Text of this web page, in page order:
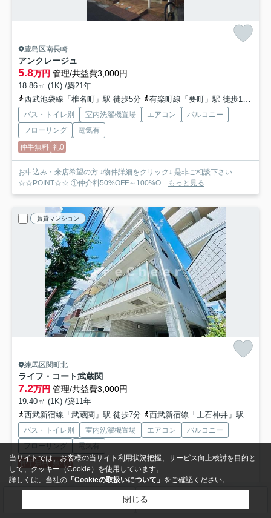
豊島区南長崎
アンクレージュ
5.8万円 管理/共益費3,000円
18.86㎡ (1K) /築21年
西武池袋線「椎名町」駅 徒歩5分
有楽町線「要町」駅 徒歩17分
バス・トイレ別 室内洗濯機置場 エアコン
バルコニー
フローリング
電気有
仲手無料 礼0
お申込み・来店希望の方 ↓物件詳細をクリック↓ 是非ご相談下さい
☆☆POINT☆☆ ①仲介料50%OFF～100%O... もっと見る
賃貸マンション
練馬区関町北
ライフ・コート武蔵関
7.2万円 管理/共益費3,000円
19.40㎡ (1K) /築11年
西武新宿線「武蔵関」駅 徒歩7分
西武新宿線「上石神井」駅 徒歩19分
バス・トイレ別 室内洗濯機置場 エアコン
バルコニー
フローリング
電気有
仲手無料 敷礼0
お申込み・来店希望の方 ↓物件詳細をクリック↓ 是非ご相談下さい
☆☆POINT☆☆ ①仲介料50%OFF～100%O...
当サイトでは、お客様の当サイト利用状況把握、サービス向上検討を目的と
して、クッキー（Cookie）を使用しています。
詳しくは、当社の 「Cookieの取扱いについて」 をご確認ください。
閉じる